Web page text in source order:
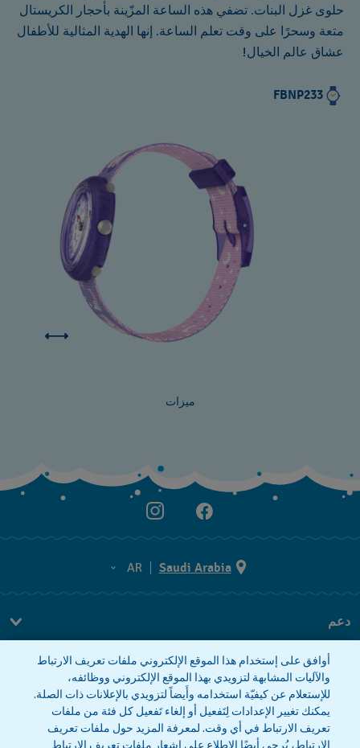
حلوى غزل البنات. تضفي هذه الساعة المزّينة بأحجار الكريستال
متعة وسحرًا على وقت تعلم الساعة. إنها الهدية المثالية للأطفال
عشاق عالم الخيال!
FBNP233
ميزات
Saudi Arabia
AR
AR
دعم
معلومات الشركة
صحافة
وظائف
أوافق على إستخدام هذا الموقع الإلكتروني ملفات تعريف الارتباط
والآليات المشابهة لتزويدي بهذا الموقع الإلكتروني ووظائفه،
للإستعلام عن كيفيّة استخدامه وأَيضاً لتزويدي بالإعلانات ذات الصلة.
يمكنك تغيير الإعدادات لِتَفعيل أو إلغاء تَفعيل كل فئة من ملفات
تعريف الارتباط في أي وقت. لمعرفة المزيد حول ملفات تعريف
الارتباط، يُرجى أيضًا الاطلاع على إشعار ملفات تعريف الارتباط